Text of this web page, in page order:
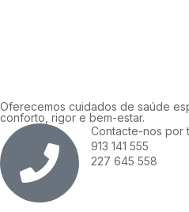
Oferecemos cuidados de saúde
conforto, rigor e bem-estar.
Contacte-nos por
913 141 555
227 645 558